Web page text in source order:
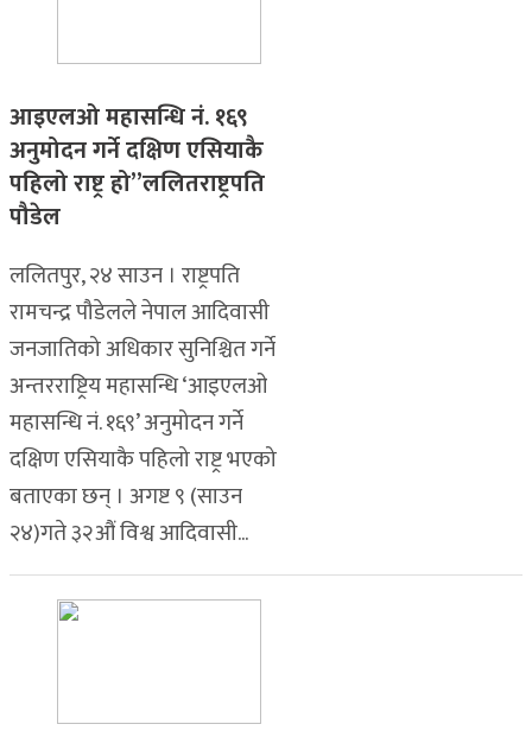
आइएलओ महासन्धि नं. १६९
अनुमोदन गर्ने दक्षिण एसियाकै
पहिलो राष्ट्र हो”ललितराष्ट्रपति
पौडेल
ललितपुर, २४ साउन । राष्ट्रपति
रामचन्द्र पौडेलले नेपाल आदिवासी
जनजातिको अधिकार सुनिश्चित गर्ने
अन्तरराष्ट्रिय महासन्धि ‘आइएलओ
महासन्धि नं. १६९’ अनुमोदन गर्ने
दक्षिण एसियाकै पहिलो राष्ट्र भएको
बताएका छन् । अगष्ट ९ (साउन
२४)गते ३२औं विश्व आदिवासी...